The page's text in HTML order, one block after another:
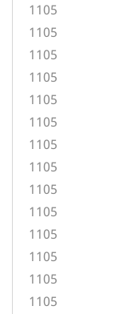
1105
1105
1105
1105
1105
1105
1105
1105
1105
1105
1105
1105
1105
1105